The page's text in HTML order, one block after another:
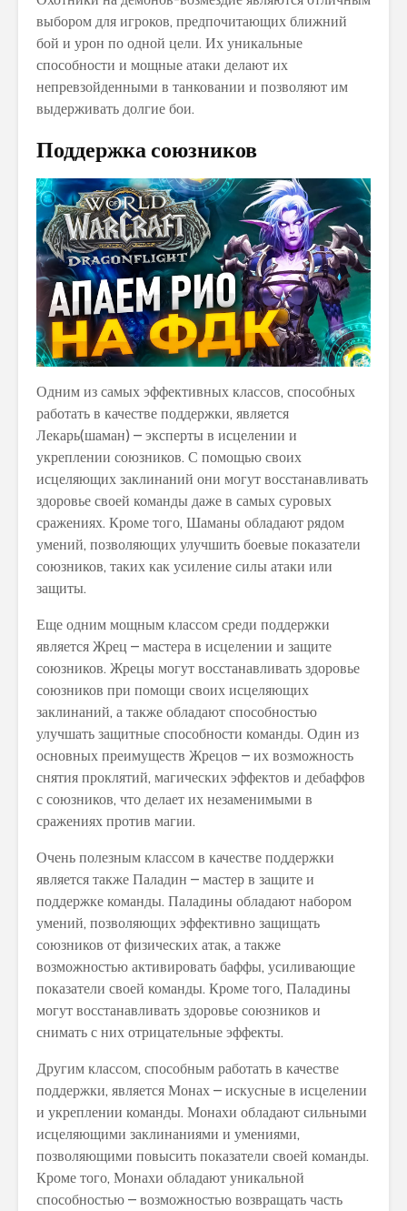
выбором для игроков, предпочитающих ближний
бой и урон по одной цели. Их уникальные
способности и мощные атаки делают их
непревзойденными в танковании и позволяют им
выдерживать долгие бои.
Поддержка союзников
Одним из самых эффективных классов, способных
работать в качестве поддержки, является
Лекарь(шаман) – эксперты в исцелении и
укреплении союзников. С помощью своих
исцеляющих заклинаний они могут восстанавливать
здоровье своей команды даже в самых суровых
сражениях. Кроме того, Шаманы обладают рядом
умений, позволяющих улучшить боевые показатели
союзников, таких как усиление силы атаки или
защиты.
Еще одним мощным классом среди поддержки
является Жрец – мастера в исцелении и защите
союзников. Жрецы могут восстанавливать здоровье
союзников при помощи своих исцеляющих
заклинаний, а также обладают способностью
улучшать защитные способности команды. Один из
основных преимуществ Жрецов – их возможность
снятия проклятий, магических эффектов и дебаффов
с союзников, что делает их незаменимыми в
сражениях против магии.
Очень полезным классом в качестве поддержки
является также Паладин – мастер в защите и
поддержке команды. Паладины обладают набором
умений, позволяющих эффективно защищать
союзников от физических атак, а также
возможностью активировать баффы, усиливающие
показатели своей команды. Кроме того, Паладины
могут восстанавливать здоровье союзников и
снимать с них отрицательные эффекты.
Другим классом, способным работать в качестве
поддержки, является Монах – искусные в исцелении
и укреплении команды. Монахи обладают сильными
исцеляющими заклинаниями и умениями,
позволяющими повысить показатели своей команды.
Кроме того, Монахи обладают уникальной
способностью – возможностью возвращать часть